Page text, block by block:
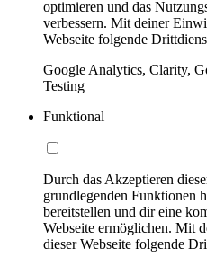
optimieren und das
verbessern. Mit deiner
Webseite folgende
Google Analytics, Clarity,
Testing
Funktional
Durch das Akzeptieren
grundlegenden Funktionen
bereitstellen und dir eine
Webseite ermöglichen. Mit
dieser Webseite folgende